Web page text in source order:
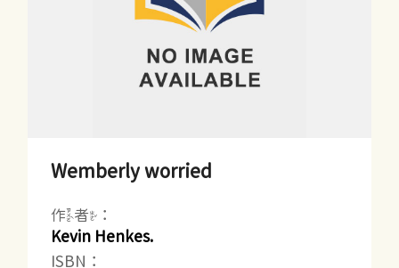
Wemberly worried
作者：
Kevin Henkes.
ISBN：